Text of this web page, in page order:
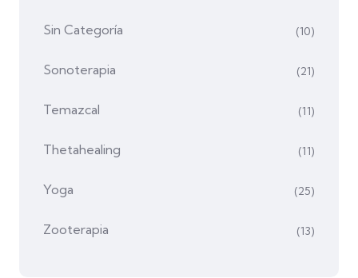
Sin Categoría (10)
Sonoterapia (21)
Temazcal (11)
Thetahealing (11)
Yoga (25)
Zooterapia (13)